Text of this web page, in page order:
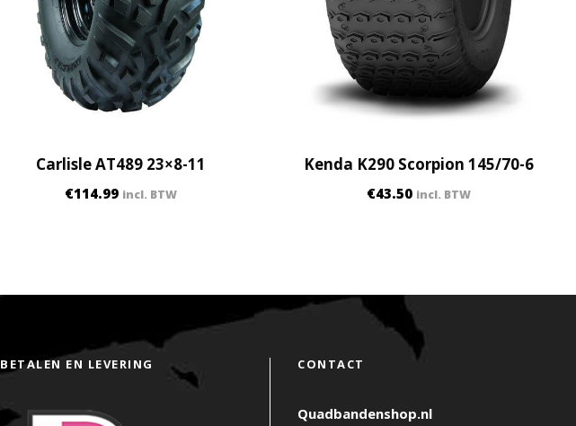
Carlisle AT489 23×8-11
€114.99 incl. BTW
Kenda K290 Scorpion 145/70-6
€43.50 incl. BTW
BETALEN EN LEVERING CONTACT
Quadbandenshop.nl